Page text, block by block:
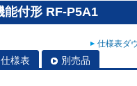
能付形 RF-P5A1
仕様表ダ
仕様表 別売品